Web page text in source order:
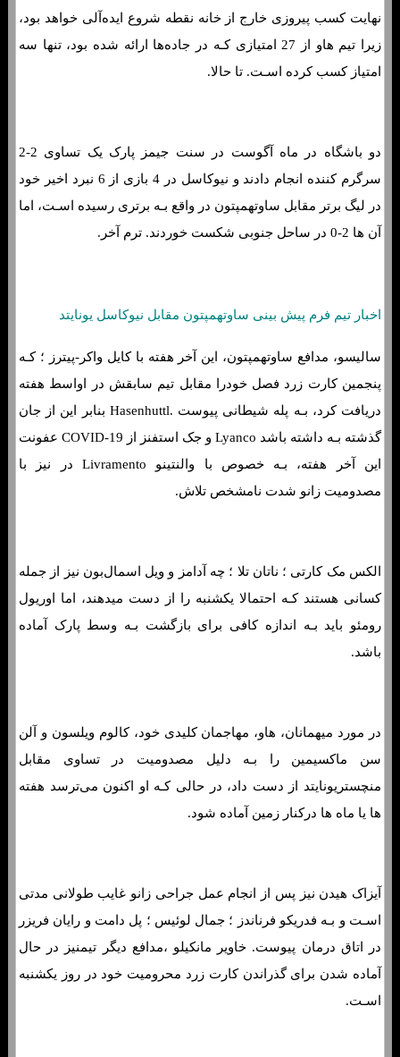
نهایت کسب پیروزی خارج از خانه نقطه شروع ایده‌آلی خواهد بود،
زیرا تیم هاو از 27 امتیازی کـه در جاده‌ها ارائه شده بود، تنها سه
امتیاز کسب کرده اسـت. تا حالا.
دو باشگاه در ماه آگوست در سنت جیمز پارک یک تساوی 2-2
سرگرم کننده انجام دادند و نیوکاسل در 4 بازی از 6 نبرد اخیر خود
در لیگ برتر مقابل ساوتهمپتون در واقع بـه برتری رسیده اسـت، اما
آن ها 2-0 در ساحل جنوبی شکست خوردند. ترم آخر.
اخبار تیم فرم پیش بینی ساوتهمپتون مقابل نیوکاسل یونایتد
سالیسو، مدافع ساوتهمپتون، این آخر هفته با کایل واکر-پیترز ؛ کـه
پنجمین کارت زرد فصل خودرا مقابل تیم سابقش در اواسط هفته
دریافت کرد، بـه پله شیطانی پیوست .Hasenhuttl بنابر این از جان
گذشته بـه داشته باشد Lyanco و جک استفنز از COVID-19 عفونت
این آخر هفته، بـه خصوص با والنتینو Livramento در نیز با
مصدومیت زانو شدت نامشخص تلاش.
الکس مک کارتی ؛ ناتان تلا ؛ چه آدامز و ویل اسمال‌بون نیز از جمله
کسانی هستند کـه احتمالا یکشنبه را از دست میدهند، اما اوریول
رومئو باید بـه اندازه کافی برای بازگشت بـه وسط پارک آماده
باشد.
در مورد میهمانان، هاو، مهاجمان کلیدی خود، کالوم ویلسون و آلن
سن ماکسیمین را بـه دلیل مصدومیت در تساوی مقابل
منچستریونایتد از دست داد، در حالی کـه او اکنون می‌ترسد هفته
ها یا ماه ها درکنار زمین آماده شود.
آیزاک هیدن نیز پس از انجام عمل جراحی زانو غایب طولانی مدتی
اسـت و بـه فدریکو فرناندز ؛ جمال لوئیس ؛ پل دامت و رایان فریزر
در اتاق درمان پیوست. خاویر مانکیلو ،مدافع دیگر تیمنیز در حال
آماده شدن برای گذراندن کارت زرد محرومیت خود در روز یکشنبه
اسـت.